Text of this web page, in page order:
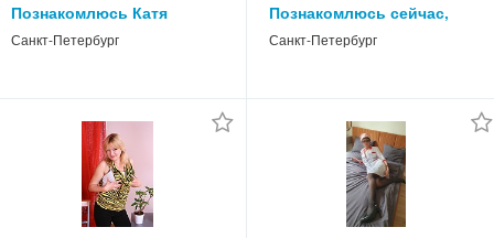
Познакомлюсь Катя
Санкт-Петербург
Познакомлюсь сейчас,
реальная
Санкт-Петербург